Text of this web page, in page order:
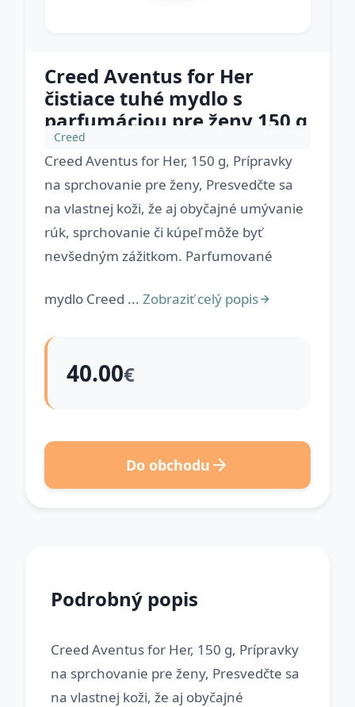
Creed Aventus for Her
čistiace tuhé mydlo s
parfumáciou pre ženy 150 g
Creed
Creed Aventus for Her, 150 g, Prípravky
na sprchovanie pre ženy, Presvedčte sa
na vlastnej koži, že aj obyčajné umývanie
rúk, sprchovanie či kúpeľ môže byť
nevšedným zážitkom. Parfumované
mydlo Creed ... Zobraziť celý popis
40.00€
Do obchodu
Podrobný popis
Creed Aventus for Her, 150 g, Prípravky
na sprchovanie pre ženy, Presvedčte sa
na vlastnej koži, že aj obyčajné